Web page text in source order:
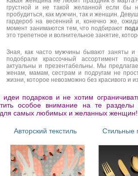
грустной и не такой желанной если бы
пробудиться, как мужчин, так и женщин.
гардероб на весенний и, конечно же,
момент занимаются тем, что подбирают
это трепетное и волнительное занятие,
Зная, как часто мужчины бывают заняты
подобрали крассочный ассортимент
актуальны и презентабельны. Мы
женам, мамам, сестрам и подругам не
жизни, которое невозможно без красивого и
идеи подарков и не хотим
особое внимание на те
для самых любимых и желанных
Авторский текстиль Стильные